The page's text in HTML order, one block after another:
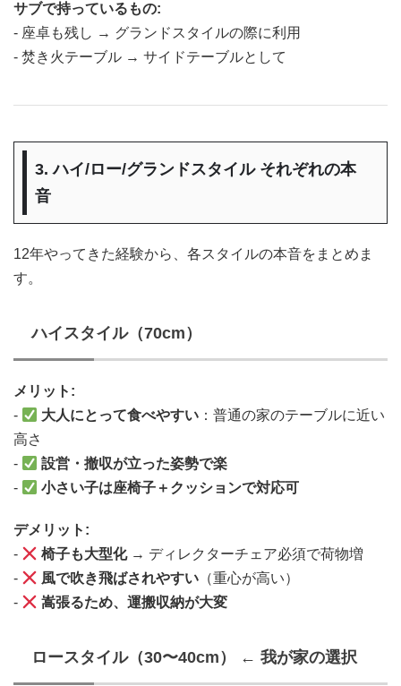
サブで持っているもの:
- 座卓も残し → グランドスタイルの際に利用
- 焚き火テーブル → サイドテーブルとして
3. ハイ/ロー/グランドスタイル それぞれの本
音
12年やってきた経験から、各スタイルの本音をまとめま
す。
ハイスタイル（70cm）
メリット:
-
大人にとって食べやすい ：普通の家のテーブルに近い
高さ
-
設営・撤収が立った姿勢で楽
-
小さい子は座椅子＋クッションで対応可
デメリット:
-
椅子も大型化→ ディレクターチェア必須で荷物増
-
風で吹き飛ばされやすい （重心が高い）
-
嵩張るため、運搬収納が大変
ロースタイル（30〜40cm） ← 我が家の選択